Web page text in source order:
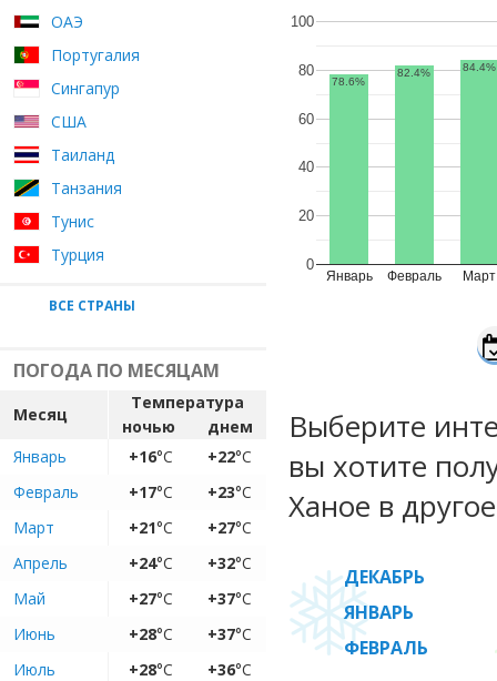
ОАЭ
Португалия
Сингапур
США
Таиланд
Танзания
Тунис
Турция
ВСЕ СТРАНЫ
ПОГОДА ПО МЕСЯЦАМ
Месяц
Температура
ночью
днем
Январь
+16°C +22°C
Февраль
+17°C +23°C
Март
+21°C +27°C
Апрель
+24°C +32°C
Май
+27°C +37°C
Июнь
+28°C +37°C
Июль
+28°C +36°C
Январь Февраль Март
0
20
40
60
80
100
78.6%
82.4% 84.4%
Выберите
вы хотите
Ханое в
ДЕКАБРЬ
ЯНВАРЬ
ФЕВРАЛЬ